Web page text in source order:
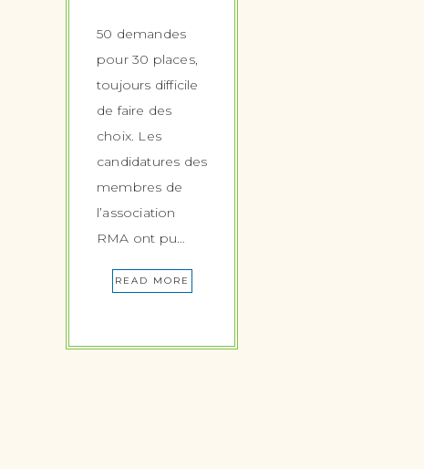
50 demandes
pour 30 places,
toujours difficile
de faire des
choix. Les
candidatures des
membres de
l’association
RMA ont pu…
READ MORE